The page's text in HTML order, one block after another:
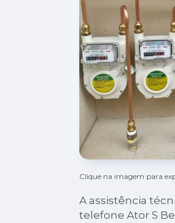
Clique na imagem para
A assistência
telefone Ator S